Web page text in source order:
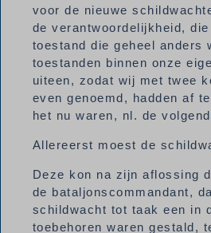
voor de nieuwe
de verantwoordelijkheid,
toestand die geheel anders
toestanden binnen onze
uiteen, zodat wij met twee
even genoemd, hadden af
het nu waren, nl. de
Allereerst moest de
Deze kon na zijn aflossing
de bataljonscommandant,
schildwacht tot taak een in
toebehoren waren gestald,